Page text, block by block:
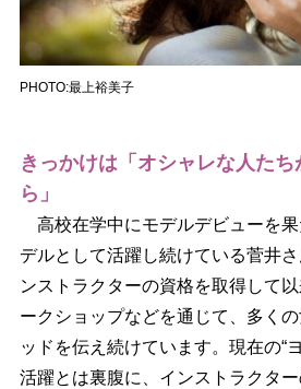
PHOTO:最上裕美子
きっかけは「オシャレな人た
ら」
高校在学中にモデルデビューを
デルとして活躍し続けている菅井
ンストラクターの資格を取得して
ークショップなどを通じて、多く
ッドを伝え続けています。現在の“
活躍とは裏腹に、インストラクタ